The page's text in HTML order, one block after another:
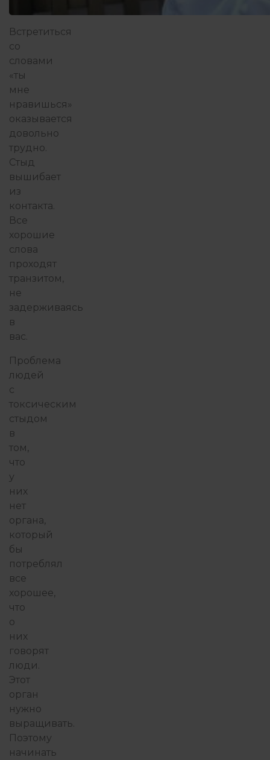
Встретиться
со
словами
«ты
мне
нравишься»
оказывается
довольно
трудно.
Стыд
вышибает
из
контакта.
Все
хорошие
слова
проходят
транзитом,
не
задерживаясь
в
вас.
Проблема
людей
с
токсическим
стыдом
в
том,
что
у
них
нет
органа,
который
бы
потреблял
все
хорошее,
что
о
них
говорят
люди.
Этот
орган
нужно
выращивать.
Поэтому
начинать